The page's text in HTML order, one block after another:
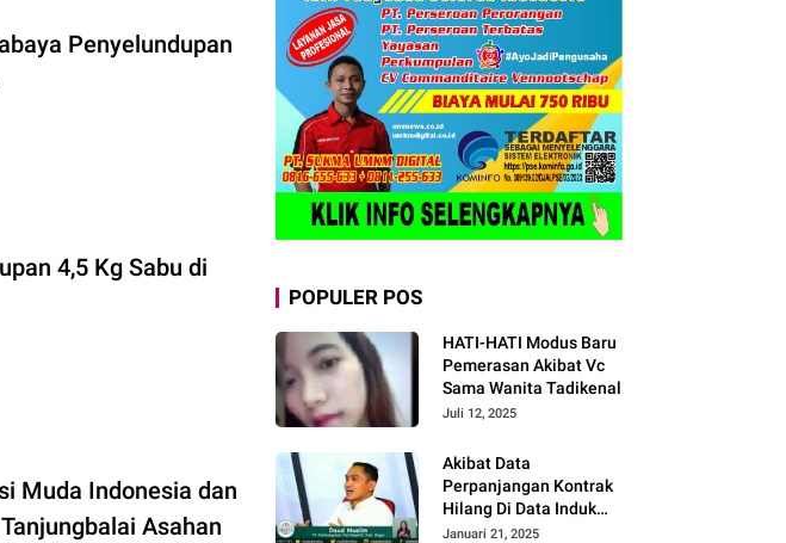
Penyelundupan
4,5 Kg Sabu di
Muda Indonesia dan
Asahan
POPULER POS
HATI-HATI Modus Baru
Pemerasan Akibat Vc
Sama Wanita Tadikenal
Juli 12, 2025
Akibat Data
Perpanjangan Kontrak
Hilang Di Data Induk
Manas !! 49
Januari 21, 2025